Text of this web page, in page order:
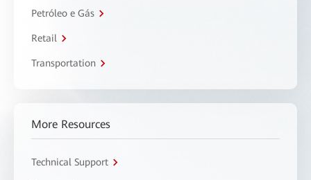
Petróleo e Gás
Retail
Transportation
More Resources
Technical Support